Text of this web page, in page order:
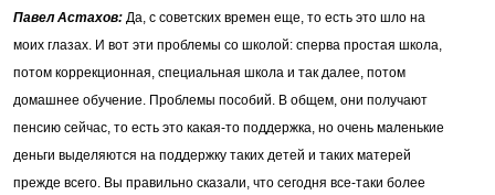
Павел Астахов: Да, с советских времен еще, то есть это шло на
моих глазах. И вот эти проблемы со школой: сперва простая школа,
потом коррекционная, специальная школа и так далее, потом
домашнее обучение. Проблемы пособий. В общем, они получают
пенсию сейчас, то есть это какая-то поддержка, но очень маленькие
деньги выделяются на поддержку таких детей и таких матерей
прежде всего. Вы правильно сказали, что сегодня все-таки более